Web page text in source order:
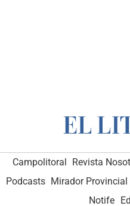
Campolitoral Revista
Podcasts Mirador Provincial
Notife